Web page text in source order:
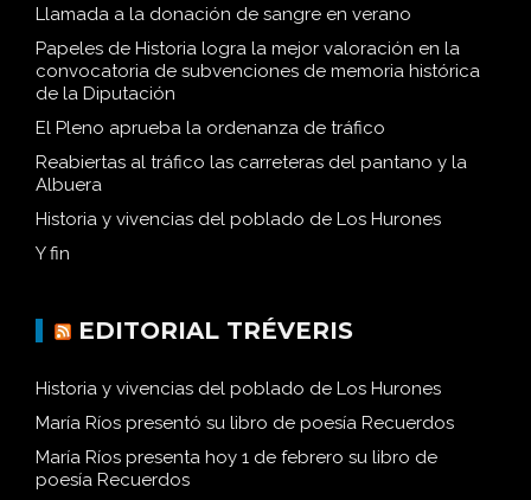
Llamada a la donación de sangre en verano
Papeles de Historia logra la mejor valoración en la
convocatoria de subvenciones de memoria histórica
de la Diputación
El Pleno aprueba la ordenanza de tráfico
Reabiertas al tráfico las carreteras del pantano y la
Albuera
Historia y vivencias del poblado de Los Hurones
Y fin
EDITORIAL TRÉVERIS
Historia y vivencias del poblado de Los Hurones
María Ríos presentó su libro de poesía Recuerdos
María Ríos presenta hoy 1 de febrero su libro de
poesía Recuerdos